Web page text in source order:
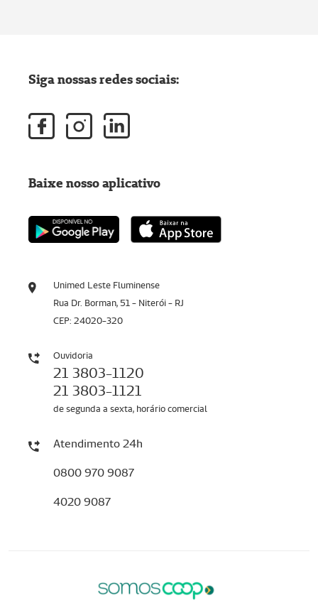
Unimed Leste Fluminense
Rua Dr. Borman, 51 - Niterói - RJ
CEP: 24020-320
Ouvidoria
21 3803-1120
21 3803-1121
de segunda a sexta, horário comercial
Atendimento 24h
0800 970 9087
4020 9087
Siga nossas redes sociais:
Baixe nosso aplicativo